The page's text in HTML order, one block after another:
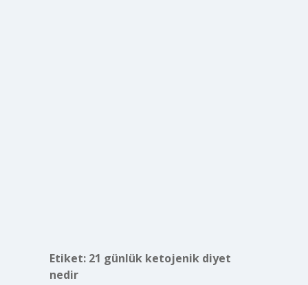
Etiket: 21 günlük ketojenik diyet
nedir